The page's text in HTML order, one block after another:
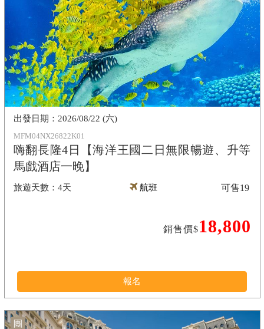
MFM04NX26822K01
嗨翻長隆4日【海洋王國二日無限暢遊、升等
馬戲酒店一晚】
4天
2026/08/22 (六)
航班
銷售價$18,800
可售19
報名
團